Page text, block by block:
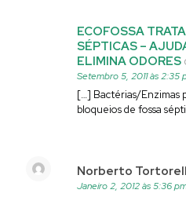
ECOFOSSA
SÉPTICAS –
ELIMINA ODORES
Setembro 5, 2011 às 2:35
[…] Bactérias/Enzimas
bloqueios de fossa
Norberto
Janeiro 2, 2012 às 5:36